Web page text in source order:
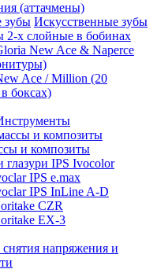
(аттачмены)
Искусственные зубы
х слойные в бобинах
New Ace & Naperce
Ace / Million (20
боксах)
и композиты
глазури IPS Ivocolor
IPS e.max
IPS InLine A-D
CZR
EX-3